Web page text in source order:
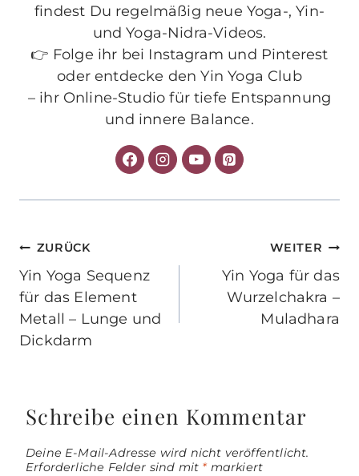
findest Du regelmäßig neue Yoga-, Yin-
und Yoga-Nidra-Videos.
👉 Folge ihr bei Instagram und Pinterest
oder entdecke den Yin Yoga Club
– ihr Online-Studio für tiefe Entspannung
und innere Balance.
Beitragsnavigation
ZURÜCK
Yin Yoga Sequenz
für das Element
Metall – Lunge und
Dickdarm
WEITER
Yin Yoga für das
Wurzelchakra –
Muladhara
Schreibe einen Kommentar
Deine E-Mail-Adresse wird nicht veröffentlicht.
Erforderliche Felder sind mit *markiert